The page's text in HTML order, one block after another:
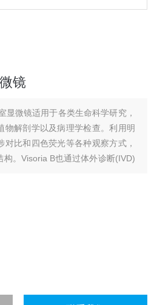
镜
显微镜适用于各类生命科学研究，
物解剖学以及病理学检查。利用明
比和四色荧光等各种观察方式，
。Visoria B也通过体外诊断(IVD)